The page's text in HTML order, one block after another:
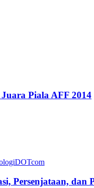
Piala AFF 2014
Persenjataan, dan